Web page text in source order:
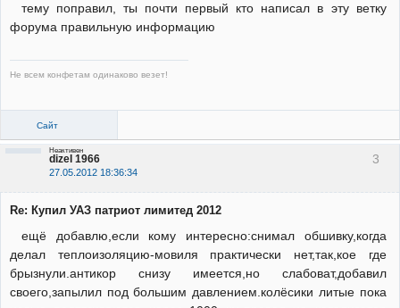
тему поправил, ты почти первый кто написал в эту ветку
форума правильную информацию
Не всем конфетам одинаково везет!
Сайт
3
dizel 1966
27.05.2012 18:36:34
Неактивен
Re: Купил УАЗ патриот лимитед 2012
ещё добавлю,если кому интересно:снимал обшивку,когда
делал теплоизоляцию-мовиля практически нет,так,кое где
брызнули.антикор снизу имеется,но слабоват,добавил
своего,запылил под большим давлением.колёсики литые пока